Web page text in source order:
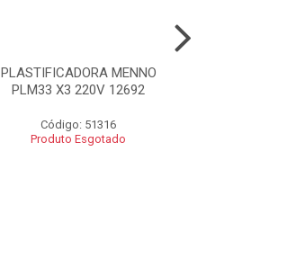
PLASTIFICADORA MENNO
PLM33 X3 220V 12692
Código: 51316
Produto Esgotado